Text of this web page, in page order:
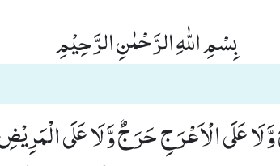
بِسْمِ اللّٰهِ الرَّحْمٰنِ الرَّحِیْمِ
لَا عَلَى الْاَعْرَجِ حَرَجٌ وَّ لَا عَلَى